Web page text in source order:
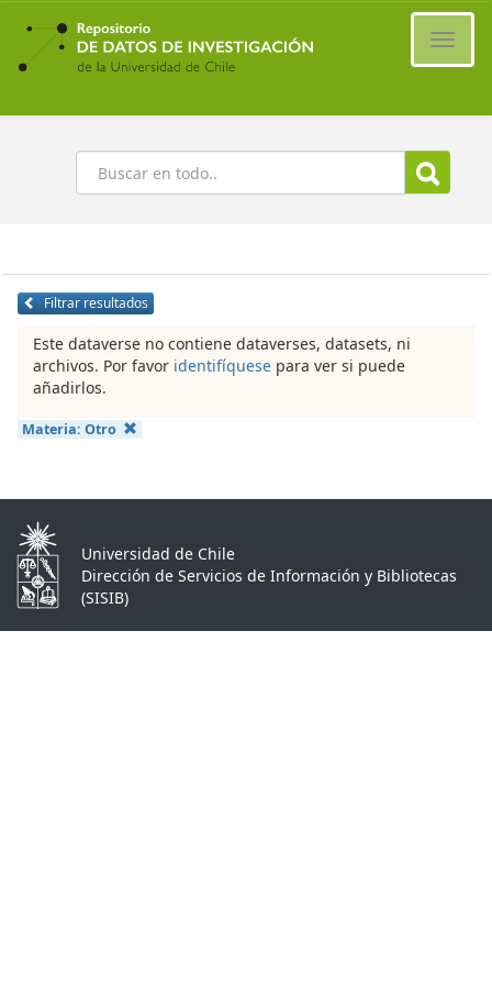
Ir
contenido
principal
Buscar
Filtrar resultados
Este dataverse no contiene dataverses, datasets, ni
archivos. Por favor identifíquese para ver si puede
añadirlos.
Materia: Otro
Universidad de Chile
Dirección de Servicios de Información y Bibliotecas
(SISIB)